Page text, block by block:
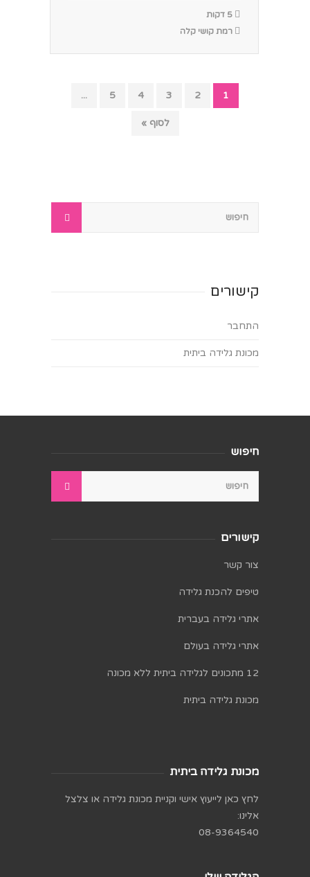
5 דקות
רמת קושי קלה
1
2
3
4
5
...
לסוף »
קישורים
התחבר
מכונת גלידה ביתית
חיפוש
קישורים
צור קשר
טיפים להכנת גלידה
אתרי גלידה בעברית
אתרי גלידה בעולם
12 מתכונים לגלידה ביתית ללא מכונה
מכונת גלידה ביתית
מכונת גלידה ביתית
לחץ כאן לייעוץ אישי וקניית מכונת גלידה או צלצל
אלינו:
08-9364540